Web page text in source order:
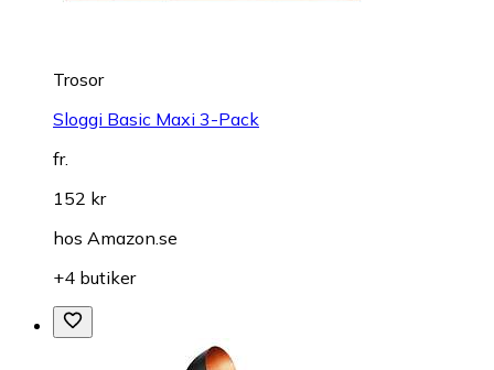
Trosor
Sloggi Basic Maxi 3-Pack
fr.
152 kr
hos Amazon.se
+4 butiker